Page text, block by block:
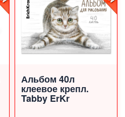
Альбом 40л
клеевое крепл.
Tabby ErKr